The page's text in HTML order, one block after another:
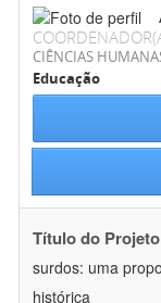
CIÊNCIAS
Educação
Título do
surdos: uma
histórica